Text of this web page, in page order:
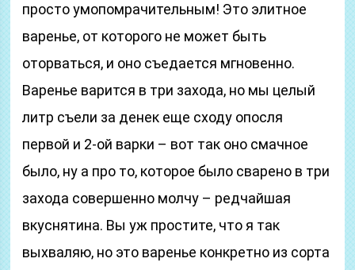
просто умопомрачительным! Это элитное
варенье, от которого не может быть
оторваться, и оно съедается мгновенно.
Варенье варится в три захода, но мы целый
литр съели за денек еще сходу опосля
первой и 2-ой варки – вот так оно смачное
было, ну а про то, которое было сварено в три
захода совершенно молчу – редчайшая
вкуснятина. Вы уж простите, что я так
выхваляю, но это варенье конкретно из сорта